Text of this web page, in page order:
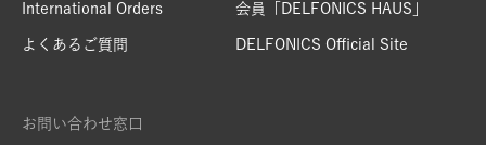
International Orders
よくあるご質問
会員「DELFONICS HAUS」
DELFONICS Official Site
お問い合わせ窓口